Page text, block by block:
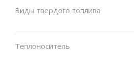
Виды твердого топлива
Теплоноситель